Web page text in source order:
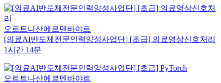
오르트나산에르덴바야르
[의료AI반도체전문인력양성사업단] [초급] 의료영상신호처리
1시간 14분
오르트나산에르덴바야르